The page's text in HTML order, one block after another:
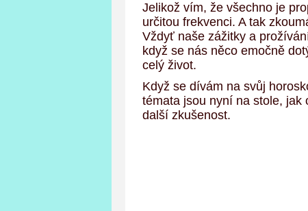
Jelikož vím, že všechno je
určitou frekvenci. A tak
Vždyť naše zážitky a
když se nás něco emočně
celý život.
Když se dívám na svůj
témata jsou nyní na stole, jak
další zkušenost.